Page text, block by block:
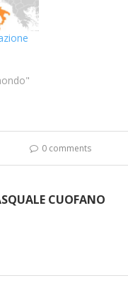
0 comments
CUOFANO